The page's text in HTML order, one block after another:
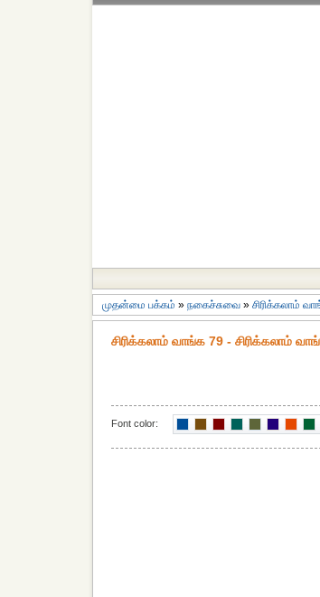
முதன்மை பக்கம் » நகைச்சுவை » சிரிக்கலாம்
சிரிக்கலாம் வாங்க 79 - சிரிக்கலாம்
Font color: